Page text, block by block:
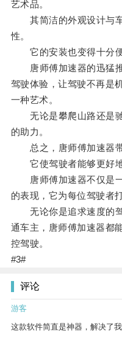
艺术品。
其简洁的外观设计与车
性。
它的安装也变得十分便
唐师傅加速器的迅猛推
驾驶体验，让驾驶不再是
一种艺术。
无论是攀爬山路还是驰
的助力。
总之，唐师傅加速器带
它使驾驶者能够更好地
唐师傅加速器不仅是一
的表现，它为每位驾驶者
无论你是追求速度的驾
通车主，唐师傅加速器都
控驾驶。
#3#
评论
游客
这款软件简直是神器，解决了我